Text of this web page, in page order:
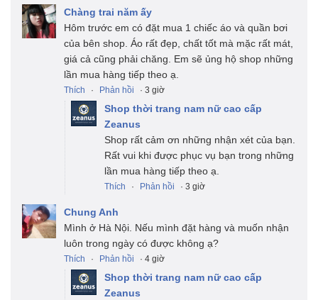
Chàng trai năm ấy
Hôm trước em có đặt mua 1 chiếc áo và quần bơi
của bên shop. Áo rất đẹp, chất tốt mà mặc rất mát,
giá cả cũng phải chăng. Em sẽ ủng hộ shop những
lần mua hàng tiếp theo ạ.
Thích · Phản hồi · 3 giờ
Shop thời trang nam nữ cao cấp
Zeanus
Shop rất cảm ơn những nhận xét của bạn.
Rất vui khi được phục vụ bạn trong những
lần mua hàng tiếp theo ạ.
Thích · Phản hồi · 3 giờ
Chung Anh
Mình ở Hà Nội. Nếu mình đặt hàng và muốn nhận
luôn trong ngày có được không ạ?
Thích · Phản hồi · 4 giờ
Shop thời trang nam nữ cao cấp
Zeanus